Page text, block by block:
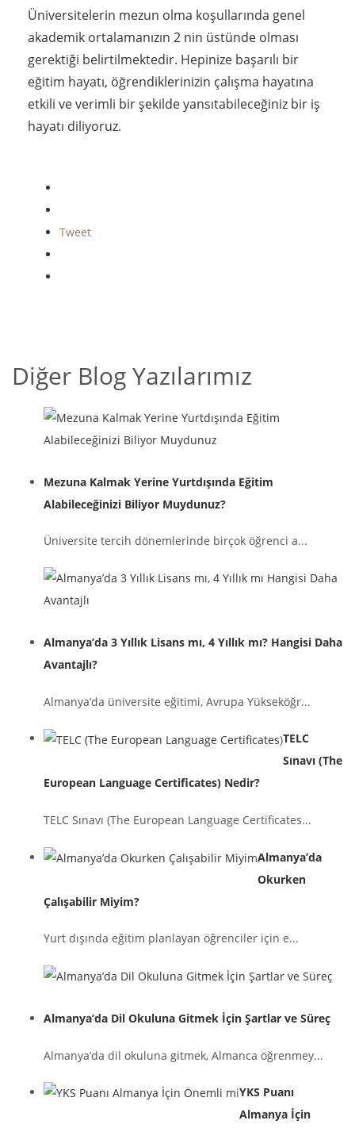
Üniversitelerin mezun olma koşullarında genel
akademik ortalamanızın 2 nin üstünde olması
gerektiği belirtilmektedir. Hepinize başarılı bir
eğitim hayatı, öğrendiklerinizin çalışma hayatına
etkili ve verimli bir şekilde yansıtabileceğiniz bir iş
hayatı diliyoruz.
Tweet
Diğer Blog Yazılarımız
Mezuna Kalmak Yerine Yurtdışında Eğitim
Alabileceğinizi Biliyor Muydunuz?
Üniversite tercih dönemlerinde birçok öğrenci a...
Almanya’da 3 Yıllık Lisans mı, 4 Yıllık mı? Hangisi Daha
Avantajlı?
Almanya’da üniversite eğitimi, Avrupa Yükseköğr...
TELC
Sınavı (The
European Language Certificates) Nedir?
TELC Sınavı (The European Language Certificates...
Almanya’da
Okurken
Çalışabilir Miyim?
Yurt dışında eğitim planlayan öğrenciler için e...
Almanya’da Dil Okuluna Gitmek İçin Şartlar ve Süreç
Almanya’da dil okuluna gitmek, Almanca öğrenmey...
YKS Puanı
Almanya İçin